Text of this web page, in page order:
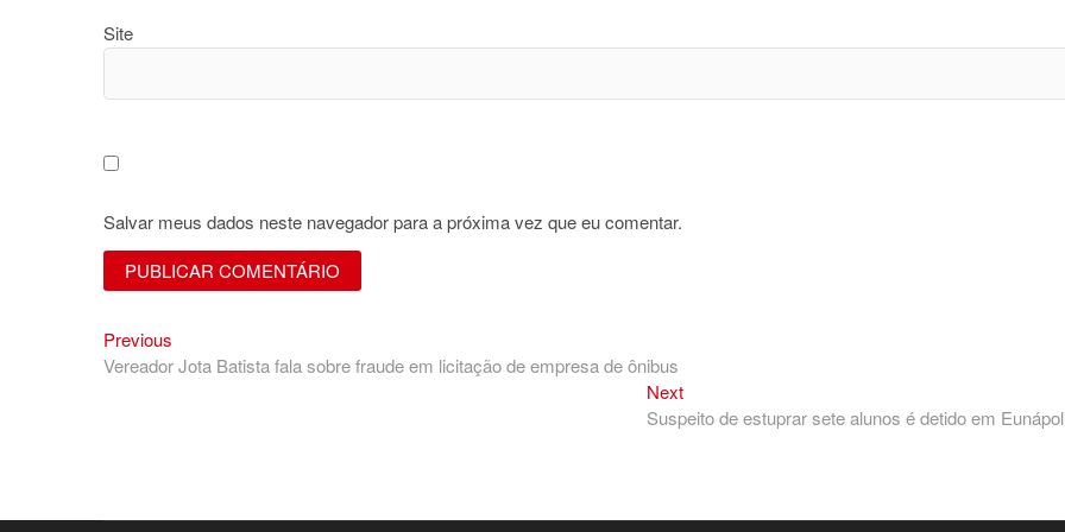
Site
Salvar meus dados neste navegador para a próxima vez que eu comentar.
Navegação
de
Previous
post:
Vereador Jota Batista fala sobre fraude em licitação de empresa de ônibus
NextNext
post:
Suspeito de estuprar sete alunos é detido em